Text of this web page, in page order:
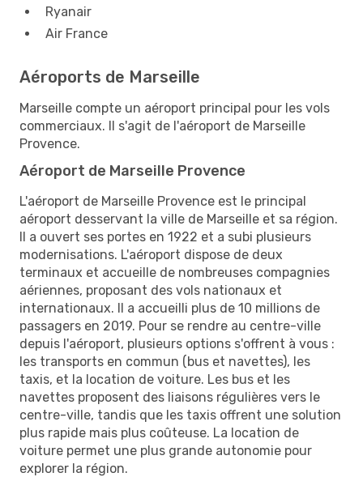
Ryanair
Air France
Aéroports de Marseille
Marseille compte un aéroport principal pour les vols
commerciaux. Il s'agit de l'aéroport de Marseille
Provence.
Aéroport de Marseille Provence
L'aéroport de Marseille Provence est le principal
aéroport desservant la ville de Marseille et sa région.
Il a ouvert ses portes en 1922 et a subi plusieurs
modernisations. L'aéroport dispose de deux
terminaux et accueille de nombreuses compagnies
aériennes, proposant des vols nationaux et
internationaux. Il a accueilli plus de 10 millions de
passagers en 2019. Pour se rendre au centre-ville
depuis l'aéroport, plusieurs options s'offrent à vous :
les transports en commun (bus et navettes), les
taxis, et la location de voiture. Les bus et les
navettes proposent des liaisons régulières vers le
centre-ville, tandis que les taxis offrent une solution
plus rapide mais plus coûteuse. La location de
voiture permet une plus grande autonomie pour
explorer la région.